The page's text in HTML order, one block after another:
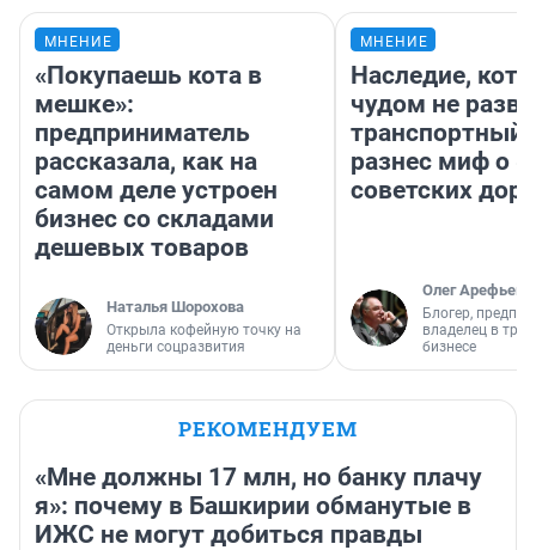
МНЕНИЕ
«Покупаешь кота в
мешке»:
предприниматель
рассказала, как на
самом деле устроен
бизнес со складами
дешевых товаров
Наталья Шорохова
Открыла кофейную точку на
деньги соцразвития
МНЕНИЕ
Наследие,
чудом не
транспортный
разнес миф о
советских
Олег Арефьев
Блогер,
владелец в
бизнесе
РЕКОМЕНДУЕМ
«Мне должны 17 млн, но банку плачу
я»: почему в Башкирии обманутые в
ИЖС не могут добиться правды